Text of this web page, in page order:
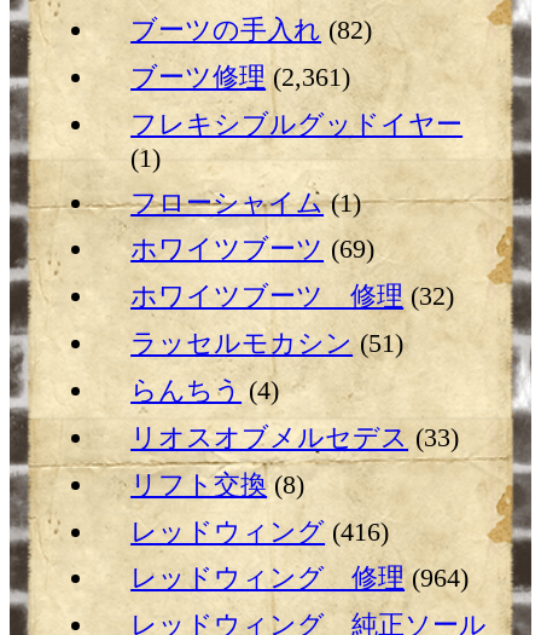
ブーツの手入れ (82)
ブーツ修理 (2,361)
フレキシブルグッドイヤー
(1)
フローシャイム(1)
ホワイツブーツ (69)
ホワイツブーツ 修理 (32)
ラッセルモカシン (51)
らんちう (4)
リオスオブメルセデス (33)
リフト交換(8)
レッドウィング (416)
レッドウィング 修理(964)
レッドウィング 純正ソール